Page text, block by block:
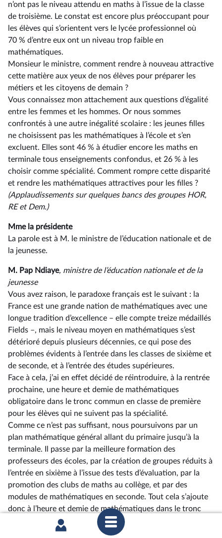
n’ont pas le niveau attendu en maths à l’issue de la classe
de troisième. Le constat est encore plus préoccupant pour
les élèves qui s’orientent vers le lycée professionnel où
70 % d’entre eux ont un niveau trop faible en
mathématiques.
Monsieur le ministre, comment rendre à nouveau attractive
cette matière aux yeux de nos élèves pour préparer les
métiers et les citoyens de demain ?
Vous connaissez mon attachement aux questions d’égalité
entre les femmes et les hommes. Or nous sommes
confrontés à une autre inégalité scolaire : les jeunes filles
ne choisissent pas les mathématiques à l’école et s’en
excluent. Elles sont 46 % à étudier encore les maths en
terminale tous enseignements confondus, et 26 % à les
choisir comme spécialité. Comment rompre cette disparité
et rendre les mathématiques attractives pour les filles ?
(Applaudissements sur quelques bancs des groupes HOR,
RE et Dem.)
Mme la présidente
La parole est à M. le ministre de l’éducation nationale et de
la jeunesse.
M. Pap Ndiaye, ministre de l’éducation nationale et de la
jeunesse
Vous avez raison, le paradoxe français est le suivant : la
France est une grande nation de mathématiques avec une
longue tradition d’excellence –⁠ elle compte treize médaillés
Fields –, mais le niveau moyen en mathématiques s’est
détérioré depuis plusieurs décennies, ce qui pose des
problèmes évidents à l’entrée dans les classes de sixième et
de seconde, et à l’entrée des études supérieures.
Face à cela, j’ai en effet décidé de réintroduire, à la rentrée
prochaine, une heure et demie de mathématiques
obligatoire dans le tronc commun en classe de première
pour les élèves qui ne suivent pas la spécialité.
Comme ce n’est pas suffisant, nous poursuivons par un
plan mathématique général allant du primaire jusqu’à la
terminale. Il passe par la meilleure formation des
professeurs des écoles, par la création de groupes réduits à
l’entrée en sixième à l’issue des tests d’évaluation, par la
promotion des clubs de maths au collège, et par des
modules de mathématiques en seconde. Tout cela s’ajoute
donc à l’heure et demie de mathématiques dans le tronc
commun des élèves de première.